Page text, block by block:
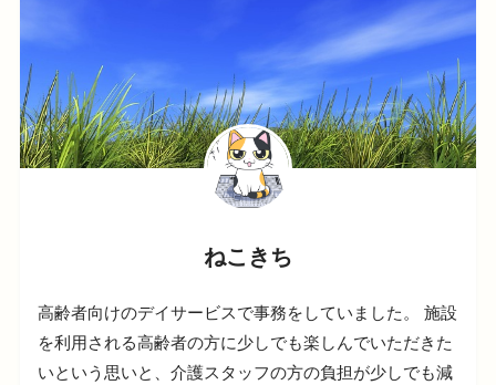
ねこきち
高齢者向けのデイサービスで事務をしていました。 施設
を利用される高齢者の方に少しでも楽しんでいただきた
いという思いと、介護スタッフの方の負担が少しでも減